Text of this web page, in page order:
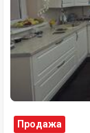
Продажа